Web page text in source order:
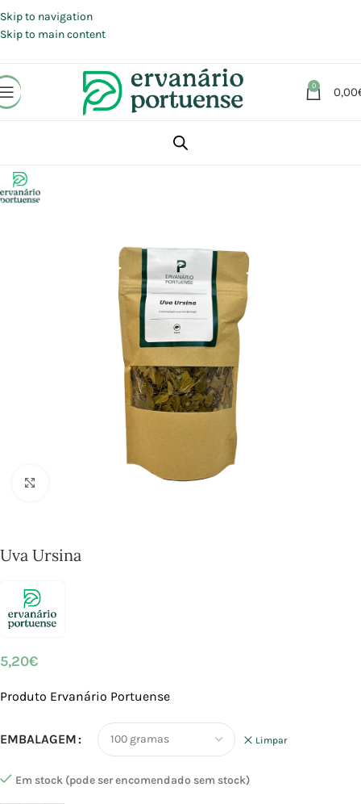
Skip to navigation
Skip to main content
0 0,00
Uva Ursina
5,20€
Produto Ervanário Portuense
EMBALAGEM Limpar
Em stock (pode ser encomendado sem stock)